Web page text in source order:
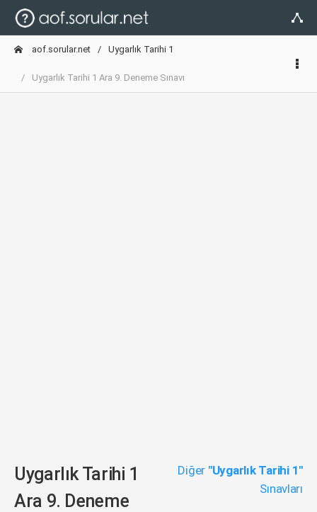
aof.sorular.net Uygarlık Tarihi 1
Uygarlık Tarihi 1 Ara 9. Deneme Sınavı
Uygarlık Tarihi 1
Ara 9. Deneme
Diğer "Uygarlık Tarihi 1"
Sınavları